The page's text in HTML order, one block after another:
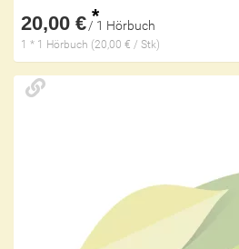
20,00 € *
/ 1 Hörbuch
1 * 1 Hörbuch (20,00 € / Stk)